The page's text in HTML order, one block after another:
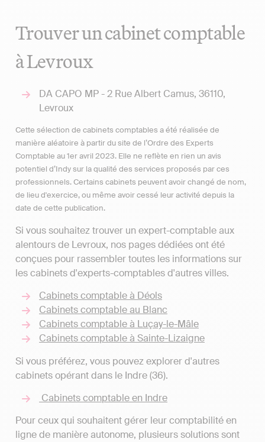
Trouver un cabinet comptable
à Levroux
DA CAPO MP - 2 Rue Albert Camus, 36110,
Levroux
Cette sélection de cabinets comptables a été réalisée de
manière aléatoire à partir du site de l’Ordre des Experts
Comptable au 1er avril 2023. Elle ne reflète en rien un avis
potentiel d’Indy sur la qualité des services proposés par ces
professionnels. Certains cabinets peuvent avoir changé de nom,
de lieu d'exercice, ou même avoir cessé leur activité depuis la
date de cette publication.
Si vous souhaitez trouver un expert-comptable aux
alentours de Levroux, nos pages dédiées ont été
conçues pour rassembler toutes les informations sur
les cabinets d'experts-comptables d'autres villes.
Cabinets comptable à Déols
Cabinets comptable au Blanc
Cabinets comptable à Luçay-le-Mâle
Cabinets comptable à Sainte-Lizaigne
Si vous préférez, vous pouvez explorer d'autres
cabinets opérant dans le Indre (36).
Cabinets comptable en Indre
Pour ceux qui souhaitent gérer leur comptabilité en
ligne de manière autonome, plusieurs solutions sont